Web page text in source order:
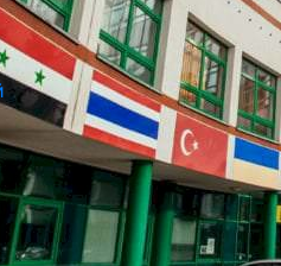
Варшаві (Lazarski University)
Польща